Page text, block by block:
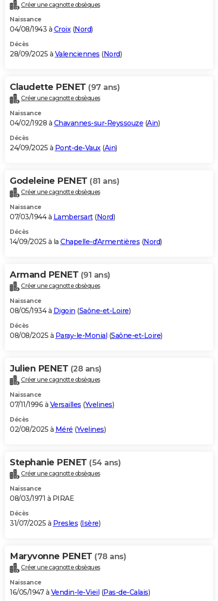
Créer une cagnotte obsèques
Naissance
04/08/1943 à Croix(Nord)
Décès
28/09/2025 à Valenciennes (Nord)
Claudette PENET (97 ans)
Créer une cagnotte obsèques
Naissance
04/02/1928 à Chavannes-sur-Reyssouze (Ain)
Décès
24/09/2025 à Pont-de-Vaux(Ain)
Godeleine PENET (81 ans)
Créer une cagnotte obsèques
Naissance
07/03/1944 à Lambersart(Nord)
Décès
14/09/2025 à la Chapelle-d'Armentières (Nord)
Armand PENET (91 ans)
Créer une cagnotte obsèques
Naissance
08/05/1934 à Digoin (Saône-et-Loire)
Décès
08/08/2025 à Paray-le-Monial (Saône-et-Loire)
Julien PENET (28 ans)
Créer une cagnotte obsèques
Naissance
07/11/1996 à Versailles (Yvelines)
Décès
02/08/2025 à Méré (Yvelines)
Stephanie PENET (54 ans)
Créer une cagnotte obsèques
Naissance
08/03/1971 à PIRAE
Décès
31/07/2025 à Presles (Isère)
Maryvonne PENET (78 ans)
Créer une cagnotte obsèques
Naissance
16/05/1947 à Vendin-le-Vieil (Pas-de-Calais)